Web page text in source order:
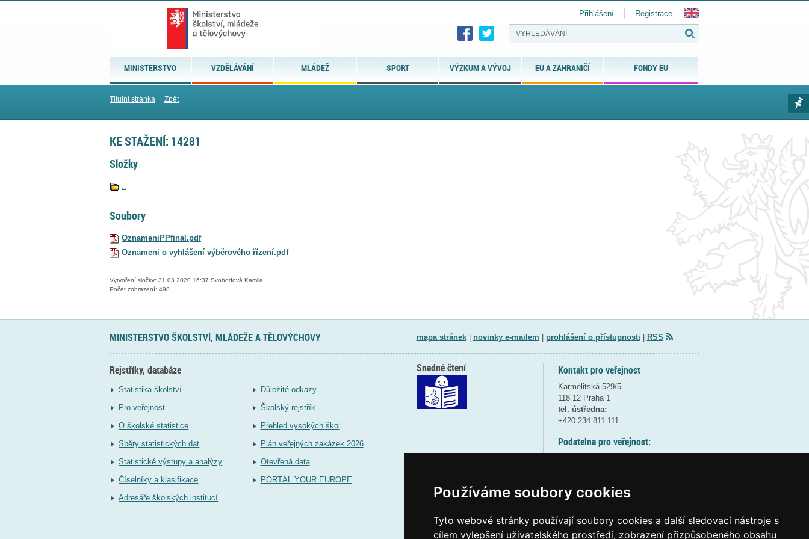
Používáme soubory cookies
Tyto webové stránky používají soubory cookies a další sledovací nástroje s
cílem vylepšení uživatelského prostředí, zobrazení přizpůsobeného obsahu
MINISTERSTVO VZDĚLÁVÁNÍ MLÁDEŽ SPORT VÝZKUM A VÝVOJ EU A ZAHRANIČÍ FONDY EU
Přihlášení Registrace
Titulní stránka Zpět
KE STAŽENÍ: 14281
Složky
..
Soubory
OznameniPPfinal.pdf
Oznameni o vyhlášení výběrového řízení.pdf
Vytvoření složky: 31.03.2020 16:37 Svobodová Kamila
Počet zobrazení: 498
MINISTERSTVO ŠKOLSTVÍ, MLÁDEŽE A TĚLOVÝCHOVY mapa stránek| novinky e-mailem prohlášení o přístupnosti RSS
Rejstříky, databáze
Statistika školství
Pro veřejnost
O školské statistice
Sběry statistických dat
Statistické výstupy a analýzy
Číselníky a klasifikace
Adresáře školských institucí
Důležité odkazy
Školský rejstřík
Přehled vysokých škol
Plán veřejných zakázek 2026
Otevřená data
PORTÁL YOUR EUROPE
Kontakt pro veřejnost
Karmelitská 529/5
118 12 Praha 1
tel. ústředna:
+420 234 811 111
Podatelna pro veřejnost:
(více informací
Snadné čtení